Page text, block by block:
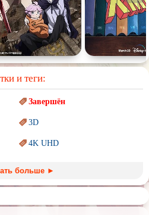
и теги:
Завершён
3D
4K UHD
PIXAR
Trash (трэш) movies
больше ►